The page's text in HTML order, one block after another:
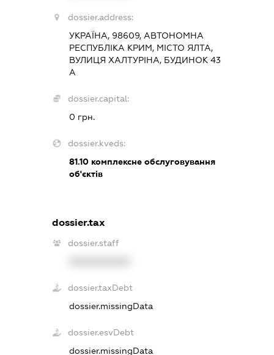
dossier.address:
УКРАЇНА, 98609, АВТОНОМНА
РЕСПУБЛІКА КРИМ, МІСТО ЯЛТА,
ВУЛИЦЯ ХАЛТУРІНА, БУДИНОК 43
А
dossier.capital:
0 грн.
dossier.kveds:
81.10комплексне обслуговування
об'єктів
dossier.tax
dossier.staff
dossier.taxDebt
dossier.missingData
dossier.esvDebt
dossier.missingData